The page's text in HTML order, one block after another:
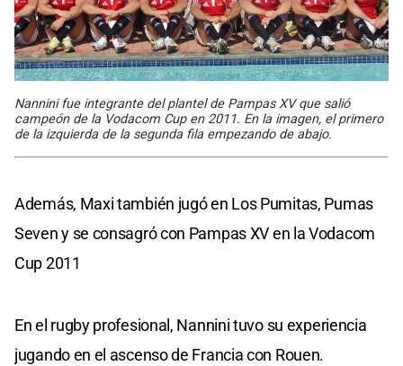
Nannini fue integrante del plantel de Pampas XV que salió
campeón de la Vodacom Cup en 2011. En la imagen, el primero
de la izquierda de la segunda fila empezando de abajo.
Además, Maxi también jugó en Los Pumitas, Pumas
Seven y se consagró con Pampas XV en la Vodacom
Cup 2011
En el rugby profesional, Nannini tuvo su experiencia
jugando en el ascenso de Francia con Rouen.